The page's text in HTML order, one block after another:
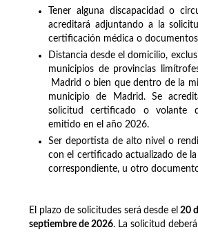
Tener alguna discapacidad o
acreditará adjuntando a la
certificación médica o
Distancia desde el domicilio,
municipios de provincias
Madrid o bien que dentro de la
municipio de Madrid. Se
solicitud certificado o volante
emitido en el año 2026.
Ser deportista de alto nivel o
con el certificado actualizado de
correspondiente, u otro
El plazo de solicitudes será desde el 20
septiembre de 2026. La solicitud